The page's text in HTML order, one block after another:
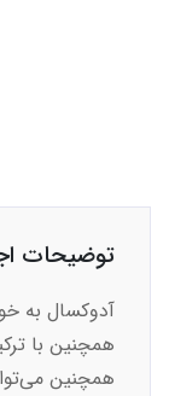
توضیحات
آدوکسال به
همچنین با
همچنین